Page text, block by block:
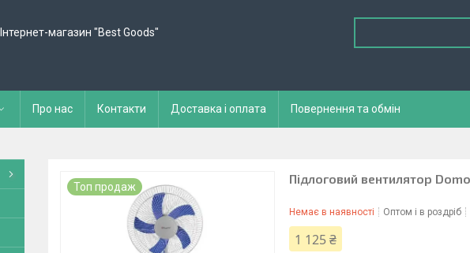
Інтернет-магазин "Best Goods"
Про нас Контакти Доставка і оплата Повернення та обмін
Топ продаж
Підлоговий вентилятор
Немає в наявності Оптом і в роздріб
1 125 ₴